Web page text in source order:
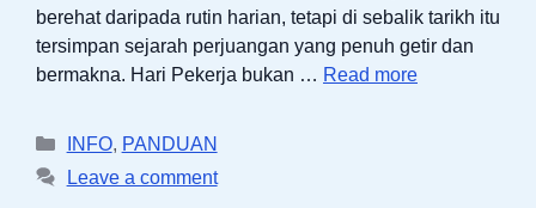
berehat daripada rutin harian, tetapi di sebalik tarikh itu
tersimpan sejarah perjuangan yang penuh getir dan
bermakna. Hari Pekerja bukan … Read more
Categories
INFO, PANDUAN
Leave a comment